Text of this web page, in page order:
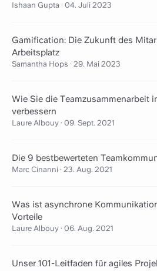
Ishaan Gupta · 04. Juli 2023
Gamification: Die Zukunft des
Arbeitsplatz
Samantha Hops · 29. Mai 2023
Wie Sie die Teamzusammenarbeit
verbessern
Laure Albouy · 09. Sept. 2021
Die 9 bestbewerteten
Marc Cinanni · 23. Aug. 2021
Was ist asynchrone
Vorteile
Laure Albouy · 06. Aug. 2021
Unser 101-Leitfaden für agiles